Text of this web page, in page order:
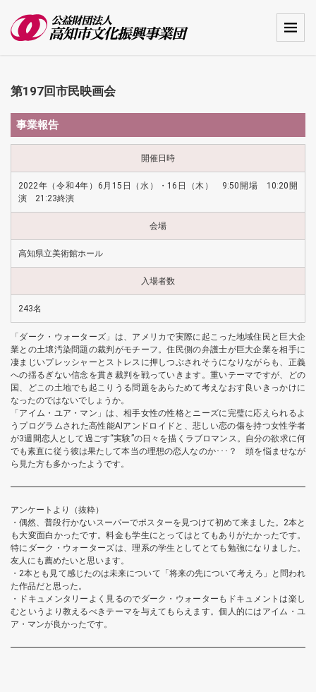
第197回市民映画会
事業報告
開催日時
2022年（令和4年）6月15日（水）・16日（木） 9:50開場 10:20開
演 21:23終演
会場
高知県立美術館ホール
入場者数
243名
「ダーク・ウォーターズ」は、アメリカで実際に起こった地域住民と巨大企
業との土壌汚染問題の裁判がモチーフ。住民側の弁護士が巨大企業を相手に
凄まじいプレッシャーとストレスに押しつぶされそうになりながらも、正義
への揺るぎない信念を貫き裁判を戦っていきます。重いテーマですが、どの
国、どこの土地でも起こりうる問題をあらためて考えなおす良いきっかけに
なったのではないでしょうか。
「アイム・ユア・マン」は、相手女性の性格とニーズに完璧に応えられるよ
うプログラムされた高性能AIアンドロイドと、悲しい恋の傷を持つ女性学者
が3週間恋人として過ごす“実験”の日々を描くラブロマンス。自分の欲求に何
でも素直に従う彼は果たして本当の理想の恋人なのか･･･？ 頭を悩ませなが
ら見た方も多かったようです。
アンケートより（抜粋）
・偶然、普段行かないスーパーでポスターを見つけて初めて来ました。2本と
も大変面白かったです。料金も学生にとってはとてもありがたかったです。
特にダーク・ウォーターズは、理系の学生としてとても勉強になりました。
友人にも薦めたいと思います。
・2本とも見て感じたのは未来について「将来の先について考えろ」と問われ
た作品だと思った。
・ドキュメンタリーよく見るのでダーク・ウォーターもドキュメントは楽し
むというより教えるべきテーマを与えてもらえます。個人的にはアイム・ユ
ア・マンが良かったです。